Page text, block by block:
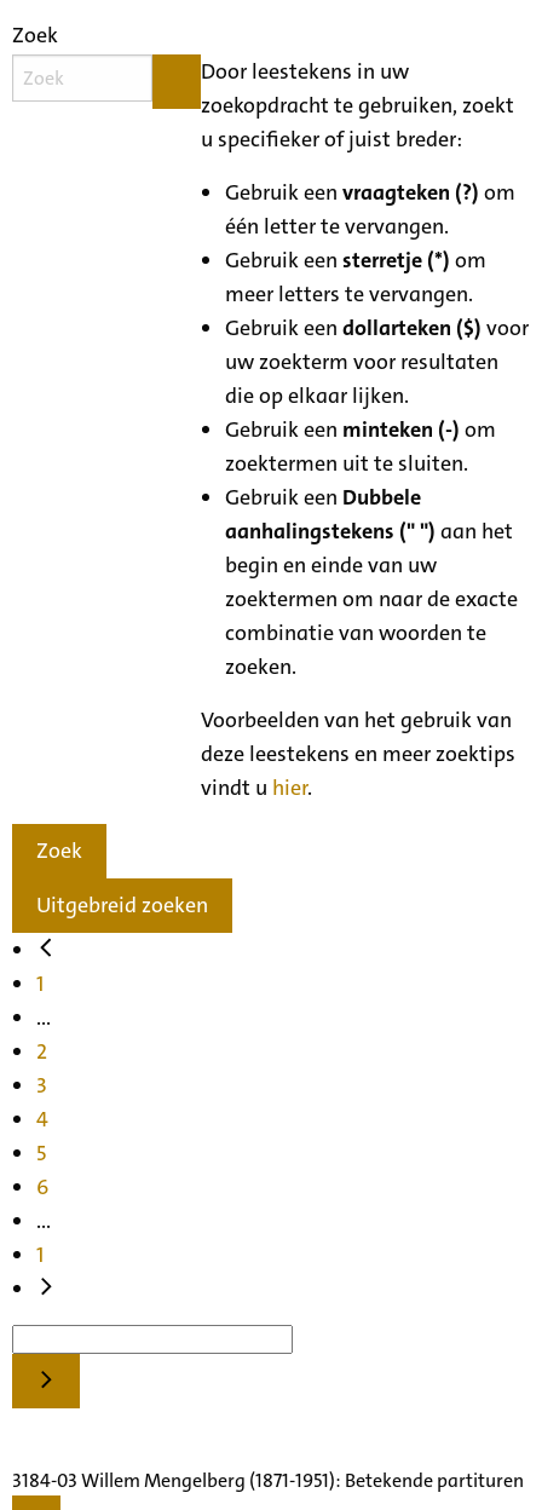
Zoek
Door leestekens in uw
zoekopdracht te gebruiken, zoekt
u specifieker of juist breder:
Gebruik eenvraagteken (?) om
één letter te vervangen.
Gebruik eensterretje (*) om
meer letters te vervangen.
Gebruik eendollarteken ($) voor
uw zoekterm voor resultaten
die op elkaar lijken.
Gebruik een minteken (-) om
zoektermen uit te sluiten.
Gebruik een Dubbele
aanhalingstekens (" ") aan het
begin en einde van uw
zoektermen om naar de exacte
combinatie van woorden te
zoeken.
Voorbeelden van het gebruik van
deze leestekens en meer zoektips
vindt u hier.
Zoek
Uitgebreid zoeken
1
...
2
3
4
5
6
...
1
3184-03 Willem Mengelberg (1871-1951): Betekende partituren